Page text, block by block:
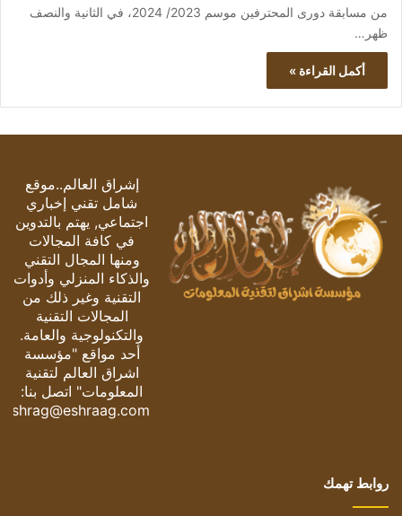
من مسابقة دورى المحترفين موسم 2023/ 2024، في الثانية والنصف
ظهر…
أكمل القراءة »
إشراق العالم..موقع
شامل تقني إخباري
اجتماعي, يهتم بالتدوين
في كافة المجالات
ومنها المجال التقني
والذكاء المنزلي وأدوات
التقنية وغير ذلك من
المجالات التقنية
والتكنولوجية والعامة.
أحد مواقع "مؤسسة
اشراق العالم لتقنية
المعلومات" اتصل بنا:
eshrag@eshraag.com
روابط تهمك